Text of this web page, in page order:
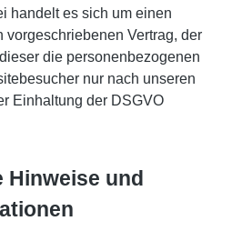
handelt es sich um einen
vorgeschriebenen Vertrag, der
die personenbezogenen
nur nach unseren
Einhaltung der DSGVO
Hinweise und